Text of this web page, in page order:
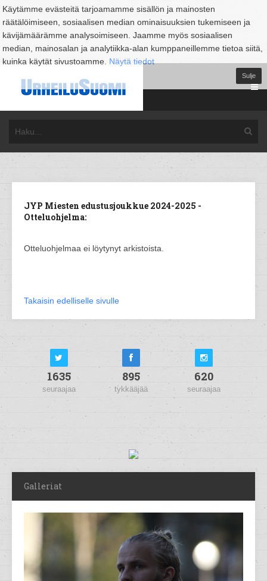
Käytämme evästeitä tarjoamamme sisällön ja mainosten
räätälöimiseen, sosiaalisen median ominaisuuksien tukemiseen ja
kävijämäärämme analysoimiseen. Jaamme myös sosiaalisen
median, mainosalan ja analytiikka-alan kumppaneillemme tietoa siitä,
kuinka käytät sivustoamme. Näytä tiedot
Sulje
JYP Miesten edustusjoukkue 2024-2025 -
Otteluohjelma:
Otteluohjelmaa ei löytynyt arkistoista.
Takaisin edelliselle sivulle
1635
seuraajaa
895
tykkääjää
620
seuraajaa
Galleriat